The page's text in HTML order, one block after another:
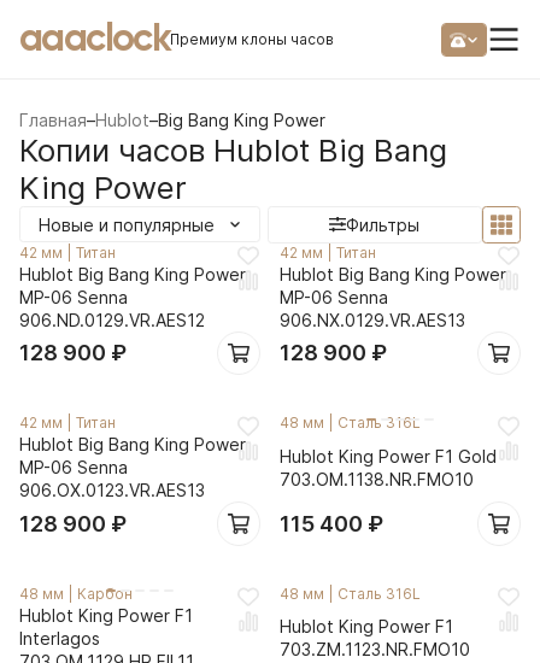
aaaclockПремиум клоны часов
Главная–Hublot–Big Bang King Power
Копии часов Hublot Big Bang
King Power
Новые и популярные Фильтры
42 мм Титан
Hublot Big Bang King Power
MP-06 Senna
906.ND.0129.VR.AES12
128 900 ₽
42 мм Титан
Hublot Big Bang King Power
MP-06 Senna
906.NX.0129.VR.AES13
128 900 ₽
42 мм Титан
Hublot Big Bang King Power
MP-06 Senna
906.OX.0123.VR.AES13
128 900 ₽
48 мм Сталь 316L
Hublot King Power F1 Gold
703.OM.1138.NR.FMO10
115 400 ₽
48 мм Карбон
Hublot King Power F1
Interlagos
48 мм Сталь 316L
Hublot King Power F1
703.ZM.1123.NR.FMO10